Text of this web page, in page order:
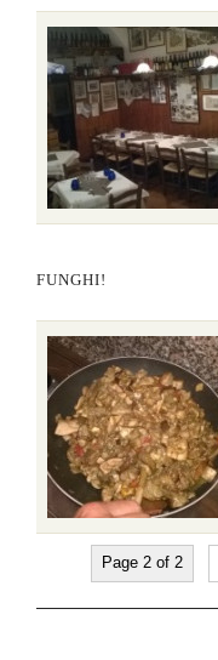
FUNGHI!
Page 2 of 2